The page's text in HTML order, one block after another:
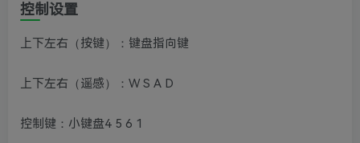
控制设置
上下左右（按键）：键盘指向键
上下左右（遥感）：W S A D
控制键：小键盘4 5 6 1